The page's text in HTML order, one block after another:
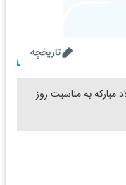
مبارکه به مناسبت روز